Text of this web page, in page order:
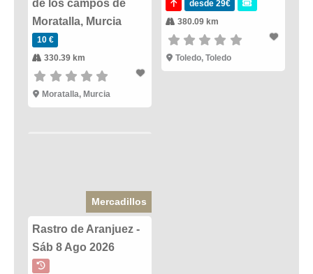
de los campos de
Moratalla, Murcia
10 €
330.39 km
Moratalla, Murcia
desde 29€
380.09 km
Toledo, Toledo
Mercadillos
Rastro de Aranjuez -
Sáb 8 Ago 2026